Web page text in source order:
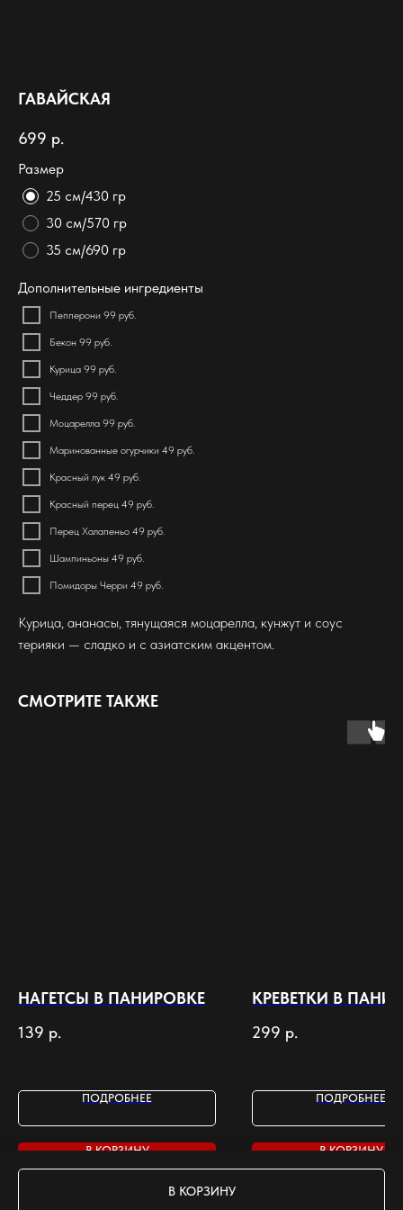
ГАВАЙСКАЯ
699 р.
Размер
25 см/430 гр
30 см/570 гр
35 см/690 гр
Дополнительные ингредиенты
Пепперони 99 руб.
Бекон 99 руб.
Курица 99 руб.
Чеддер 99 руб.
Моцарелла 99 руб.
Маринованные огурчики 49 руб.
Красный лук 49 руб.
Красный перец 49 руб.
Перец Халапеньо 49 руб.
Шампиньоны 49 руб.
Помидоры Черри 49 руб.
В КОРЗИНУ
Курица, ананасы, тянущаяся моцарелла, кунжут и соус
терияки — сладко и с азиатским акцентом.
СМОТРИТЕ ТАКЖЕ
НАГЕТСЫ В ПАНИРОВКЕ
139 р.
ПОДРОБНЕЕ
В КОРЗИНУ
КРЕВЕТКИ В
299 р.
ПОДРОБНЕЕ
В КОРЗИНУ